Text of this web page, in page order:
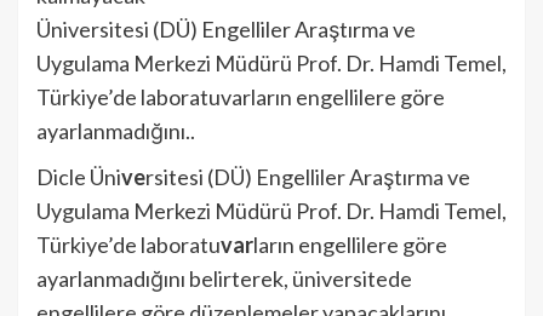
Üniversitesi (DÜ) Engelliler Araştırma ve
Uygulama Merkezi Müdürü Prof. Dr. Hamdi Temel,
Türkiye’de laboratuvarların engellilere göre
ayarlanmadığını..
Dicle Üniversitesi (DÜ) Engelliler Araştırma ve
Uygulama Merkezi Müdürü Prof. Dr. Hamdi Temel,
Türkiye’de laboratuvarların engellilere göre
ayarlanmadığını belirterek, üniversitede